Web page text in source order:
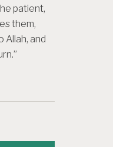
patient,
them,
Allah, and